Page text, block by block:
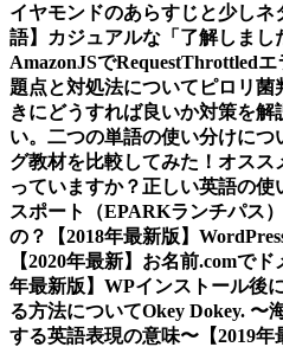
イヤモンドのあらすじと少しネ
語】カジュアルな「了解しまし
AmazonJSでRequestThrottled
題点と対処法について ピロリ菌
きにどうすれば良いか対策を解
い。二つの単語の使い分けにつ
グ教材を比較してみた！オスス
っていますか？正しい英語の使
スポート（EPARKランチパス
の？
【2018年最新版】
【2020年最新】お名前.comで
年最新版】WPインストール後
る方法についてOkey Dokey. 〜
する英語表現の意味〜 【2019